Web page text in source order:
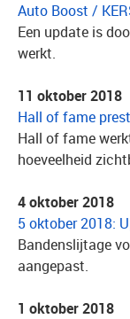
Auto Boost /
Een update is
werkt.
11 oktober 2018
Hall of fame
Hall of fame
hoeveelheid
4 oktober 2018
5 oktober 2018:
Bandenslijtage
aangepast.
1 oktober 2018